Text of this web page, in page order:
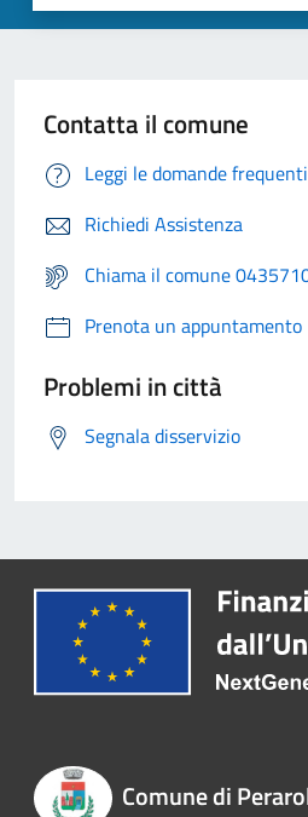
Contatta il comune
Leggi le domande frequenti
Richiedi Assistenza
Chiama il comune
Prenota un appuntamento
Problemi in città
Segnala disservizio
Comune di